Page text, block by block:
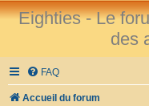
Eighties - Le
des
FAQ
Accueil du forum